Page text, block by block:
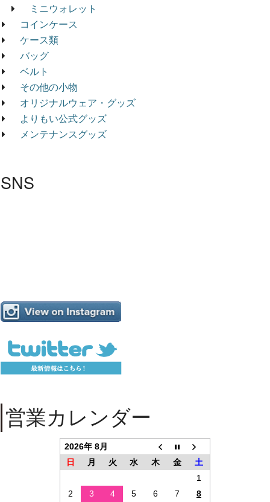
ミニウォレット
コインケース
ケース類
バッグ
ベルト
その他の小物
オリジナルウェア・グッズ
よりもい公式グッズ
メンテナンスグッズ
SNS
営業カレンダー
2026年 8月
日
月 火 水 木 金
土
1
2
3 4 5 6 7 8